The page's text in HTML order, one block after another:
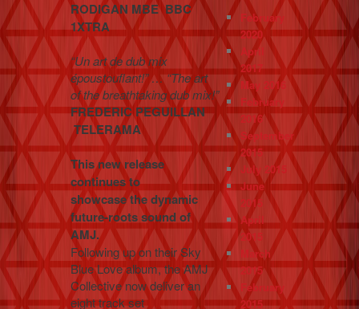
RODIGAN MBE BBC
1XTRA
“Un art de dub mix
époustouflant!” … “The art
of the breathtaking dub mix!”
FREDERIC PEGUILLAN
TELERAMA
This new release
continues to
showcase the dynamic
future-roots sound of
AMJ.
Following up on their Sky
Blue Love album, the AMJ
Collective now deliver an
eight track set
February
2020
April
2017
May 2016
February
2016
September
2015
July 2015
June
2015
April
2015
March
2015
February
2015